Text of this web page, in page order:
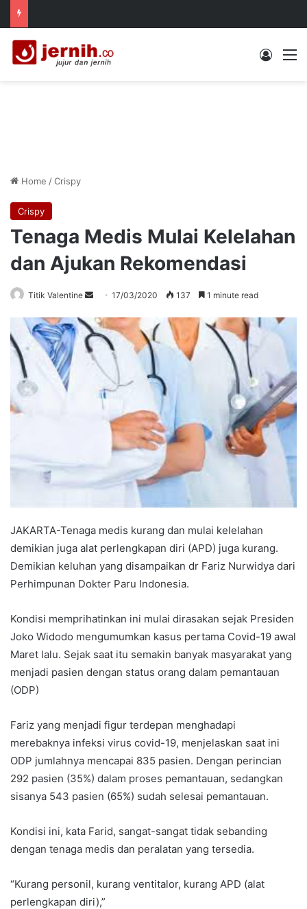
Log In
Home /Crispy
Crispy
Tenaga Medis Mulai Kelelahan
dan Ajukan Rekomendasi
Titik Valentine
Send
email
17/03/2020 137 1 minute read
JAKARTA-Tenaga medis kurang dan mulai kelelahan
demikian juga alat perlengkapan diri (APD) juga kurang.
Demikian keluhan yang disampaikan dr Fariz Nurwidya dari
Perhimpunan Dokter Paru Indonesia.
Kondisi memprihatinkan ini mulai dirasakan sejak Presiden
Joko Widodo mengumumkan kasus pertama Covid-19 awal
Maret lalu. Sejak saat itu semakin banyak masyarakat yang
menjadi pasien dengan status orang dalam pemantauan
(ODP)
Fariz yang menjadi figur terdepan menghadapi
merebaknya infeksi virus covid-19, menjelaskan saat ini
ODP jumlahnya mencapai 835 pasien. Dengan perincian
292 pasien (35%) dalam proses pemantauan, sedangkan
sisanya 543 pasien (65%) sudah selesai pemantauan.
Kondisi ini, kata Farid, sangat-sangat tidak sebanding
dengan tenaga medis dan peralatan yang tersedia.
“Kurang personil, kurang ventitalor, kurang APD (alat
perlengkapan diri),”